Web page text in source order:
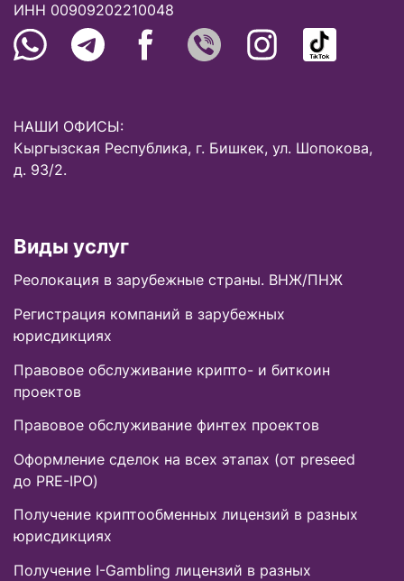
Виды услуг
Реолокация в зарубежные страны. ВНЖ/ПНЖ
Регистрация компаний в зарубежных
юрисдикциях
Правовое обслуживание крипто- и биткоин
проектов
Правовое обслуживание финтех проектов
Оформление сделок на всех этапах (от preseed
до PRE-IPO)
Получение криптообменных лицензий в разных
юрисдикциях
Получение I-Gambling лицензий в разных
НАШИ ОФИСЫ:
Кыргызская Республика, г. Бишкек, ул. Шопокова,
д. 93/2.
ИНН 00909202210048